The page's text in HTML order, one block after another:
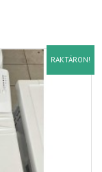
RAKTÁRON!